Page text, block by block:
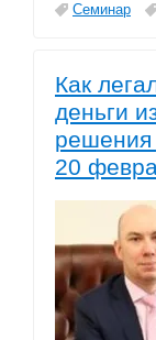
Семинар
Как
деньги
решения
20